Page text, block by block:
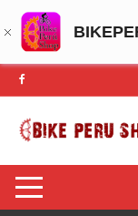
Saltar
al
contenido